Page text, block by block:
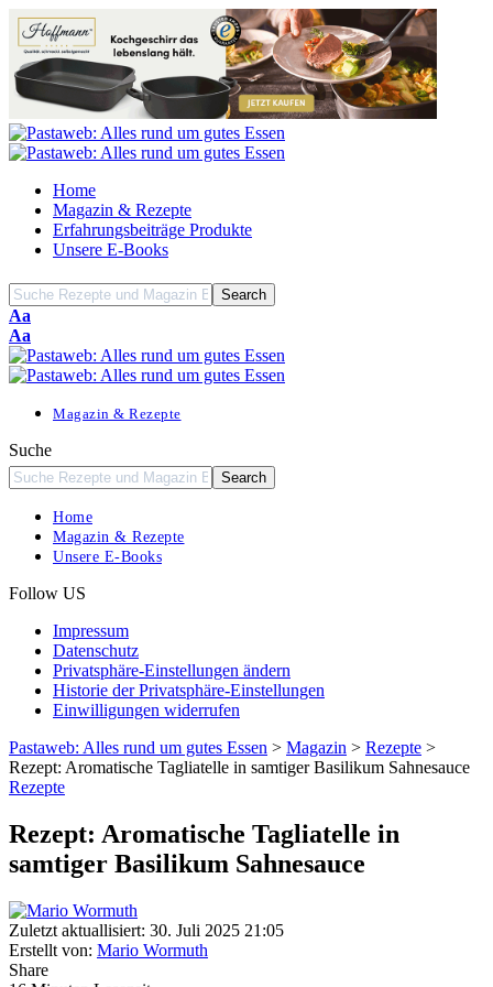
Home
Magazin & Rezepte
Erfahrungsbeiträge Produkte
Unsere E-Books
Font
Resizer
Aa
Font
Resizer
Aa
Magazin & Rezepte
Suche
Home
Magazin & Rezepte
Unsere E-Books
Follow US
Impressum
Datenschutz
Privatsphäre-Einstellungen ändern
Historie der Privatsphäre-Einstellungen
Einwilligungen widerrufen
Pastaweb: Alles rund um gutes Essen > Magazin > Rezepte >
Rezept: Aromatische Tagliatelle in samtiger Basilikum Sahnesauce
Rezepte
Rezept: Aromatische Tagliatelle in
samtiger Basilikum Sahnesauce
Zuletzt aktuallisiert: 30. Juli 2025 21:05
Erstellt von: Mario Wormuth
Share